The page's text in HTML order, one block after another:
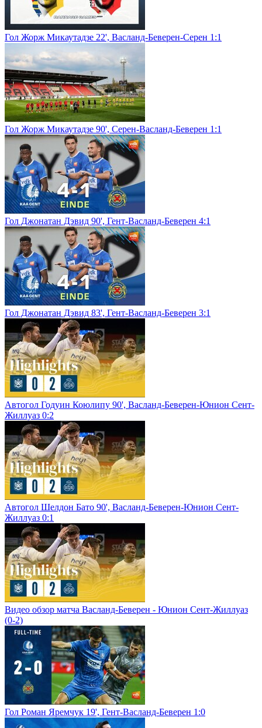
Гол Жорж Микаутадзе 22', Васланд-Беверен-Серен 1:1
Гол Жорж Микаутадзе 90', Серен-Васланд-Беверен 1:1
Гол Джонатан Дэвид 90', Гент-Васланд-Беверен 4:1
Гол Джонатан Дэвид 83', Гент-Васланд-Беверен 3:1
Автогол Годуин Коюлипу 90', Васланд-Беверен-Юнион Сент-
Жиллуаз 0:2
Автогол Шелдон Бато 90', Васланд-Беверен-Юнион Сент-
Жиллуаз 0:1
Видео обзор матча Васланд-Беверен - Юнион Сент-Жиллуаз
(0-2)
Гол Роман Яремчук 19', Гент-Васланд-Беверен 1:0